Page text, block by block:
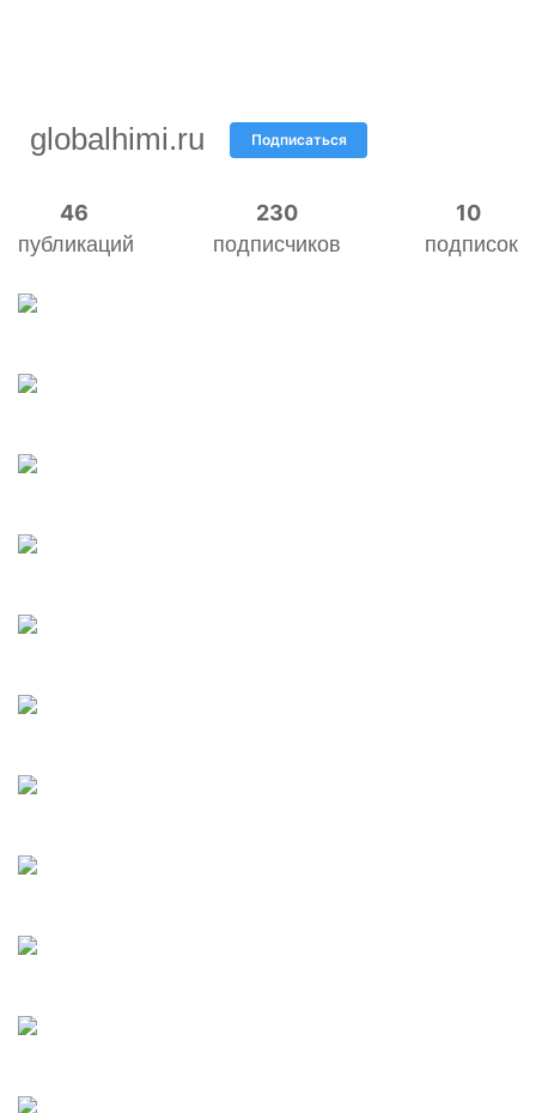
globalhimi.ru Подписаться
46
публикаций
230
подписчиков
10
подписок